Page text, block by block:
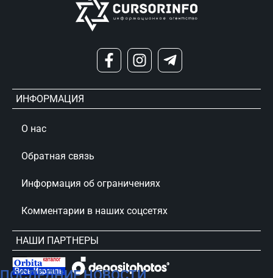
ИНФОРМАЦИЯ
О нас
Обратная связь
Информация об ограничениях
Комментарии в наших соцсетях
НАШИ ПАРТНЕРЫ